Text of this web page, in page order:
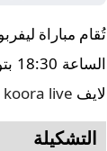
لايف koora live
التشكيلة